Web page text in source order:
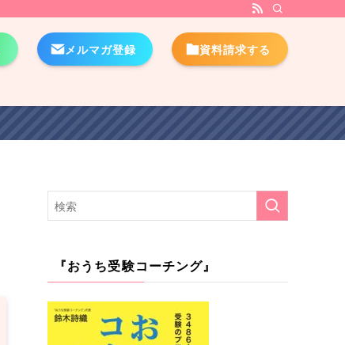
メルマガ登録 資料請求する
『おうち受験コーチング』